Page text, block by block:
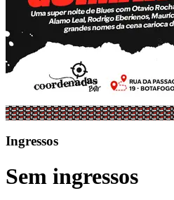
Ingressos
Sem ingressos